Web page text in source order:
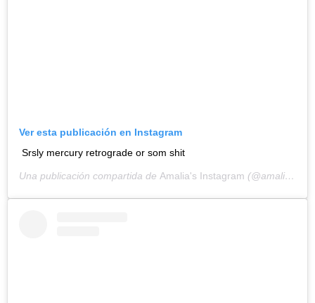
Ver esta publicación en Instagram
Srsly mercury retrograde or som shit
Una publicación compartida de Amalia's Instagram (@amaliaulman) el